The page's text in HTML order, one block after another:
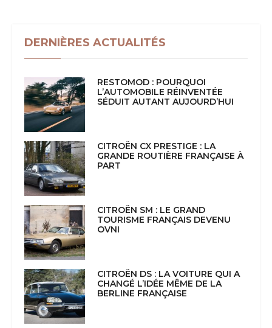
DERNIÈRES ACTUALITÉS
RESTOMOD : POURQUOI
L’AUTOMOBILE RÉINVENTÉE
SÉDUIT AUTANT AUJOURD’HUI
CITROËN CX PRESTIGE : LA
GRANDE ROUTIÈRE FRANÇAISE À
PART
CITROËN SM : LE GRAND
TOURISME FRANÇAIS DEVENU
OVNI
CITROËN DS : LA VOITURE QUI A
CHANGÉ L’IDÉE MÊME DE LA
BERLINE FRANÇAISE